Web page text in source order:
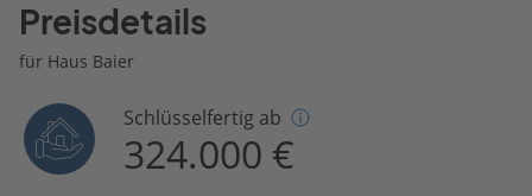
Preisdetails
für Haus Baier
Schlüsselfertig ab
324.000 €